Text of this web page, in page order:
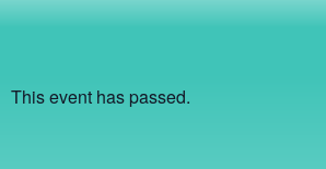
This event has passed.